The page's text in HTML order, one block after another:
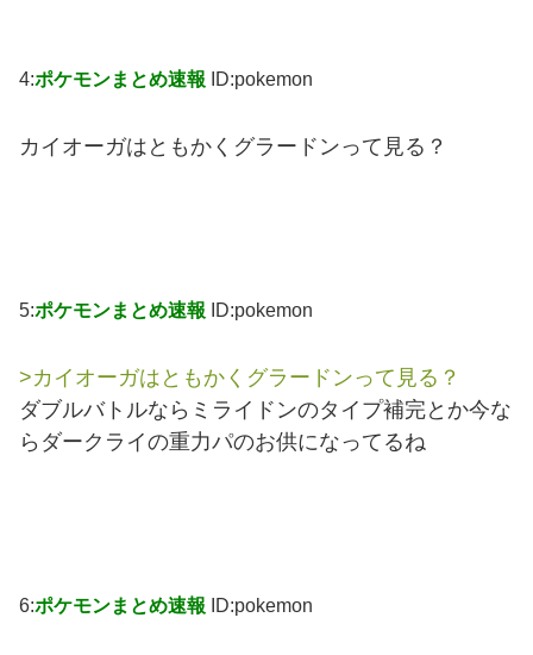
4:ポケモンまとめ速報 ID:pokemon
カイオーガはともかくグラードンって見る？
5:ポケモンまとめ速報 ID:pokemon
>カイオーガはともかくグラードンって見る？
ダブルバトルならミライドンのタイプ補完とか今な
らダークライの重力パのお供になってるね
6:ポケモンまとめ速報 ID:pokemon